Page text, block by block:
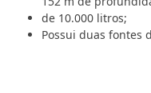
de 10.000 litros;
Possui duas fontes